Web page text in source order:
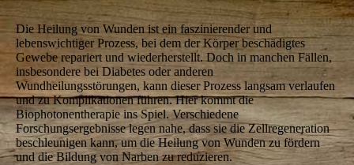
Die Heilung von Wunden ist ein faszinierender und
lebenswichtiger Prozess, bei dem der Körper beschädigtes
Gewebe repariert und wiederherstellt. Doch in manchen Fällen,
insbesondere bei Diabetes oder anderen
Wundheilungsstörungen, kann dieser Prozess langsam verlaufen
und zu Komplikationen führen. Hier kommt die
Biophotonentherapie ins Spiel. Verschiedene
Forschungsergebnisse legen nahe, dass sie die Zellregeneration
beschleunigen kann, um die Heilung von Wunden zu fördern
und die Bildung von Narben zu reduzieren.